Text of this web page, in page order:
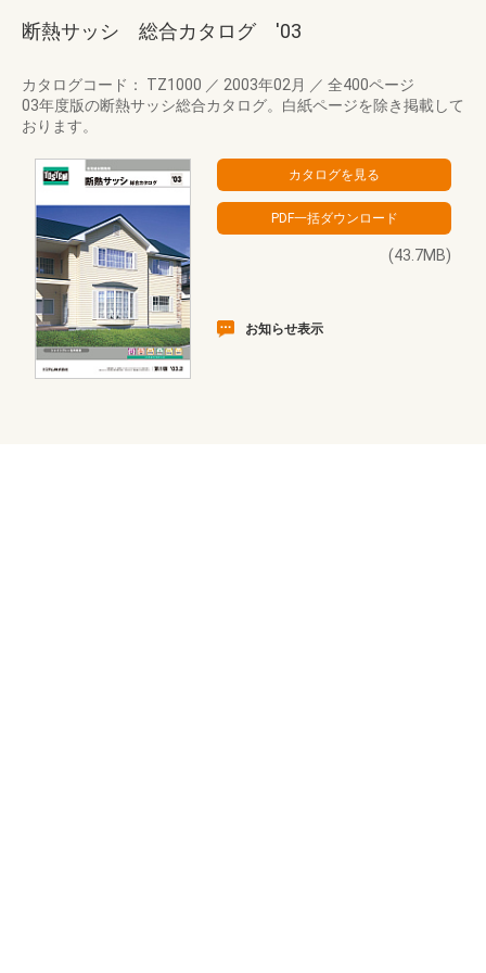
断熱サッシ 総合カタログ '03
カタログコード： TZ1000 ／ 2003年02月 ／ 全400ページ
03年度版の断熱サッシ総合カタログ。白紙ページを除き掲載して
おります。
(43.7MB)
お知らせ表示